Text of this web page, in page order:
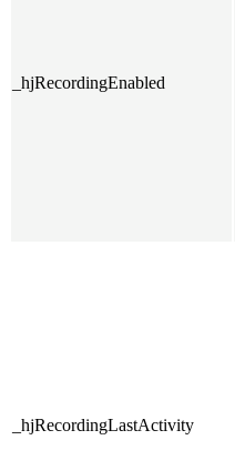
_hjRecordingEnabled
_hjRecordingLastActivity